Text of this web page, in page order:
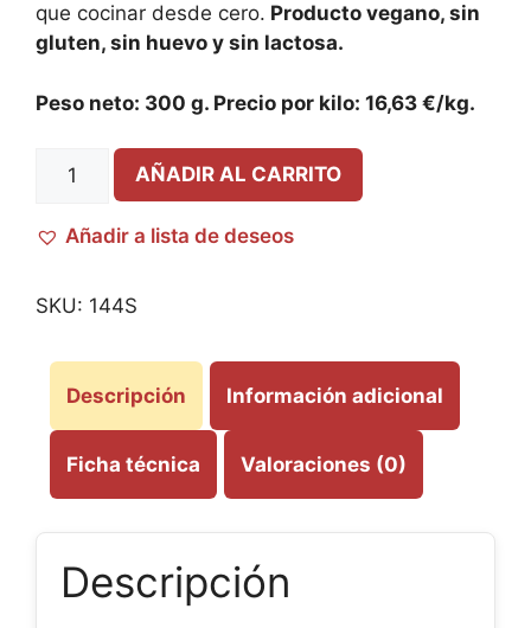
que cocinar desde cero. Producto vegano, sin
gluten, sin huevo y sin lactosa.
Peso neto: 300 g. Precio por kilo: 16,63 €/kg.
AÑADIR AL CARRITO
Añadir a lista de deseos
SKU: 144S
Descripción Información adicional
Ficha técnica Valoraciones (0)
Descripción